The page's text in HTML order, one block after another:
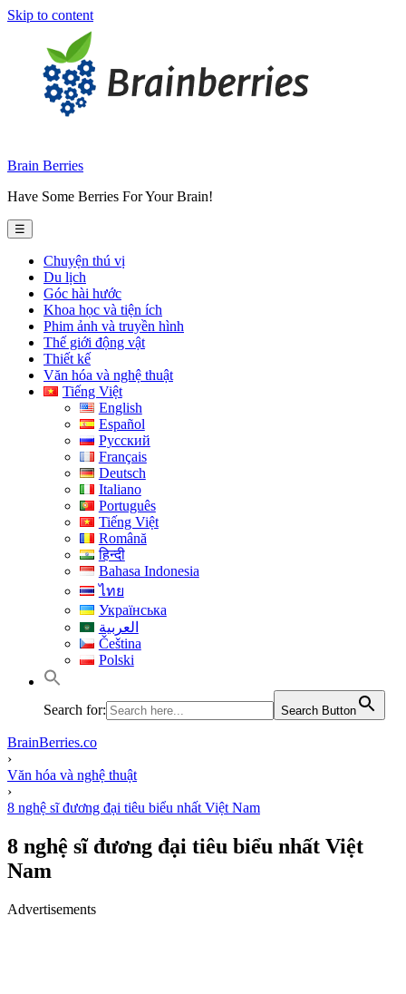
Skip to content
Brain Berries
Have Some Berries For Your Brain!
☰
Chuyện thú vị
Du lịch
Góc hài hước
Khoa học và tiện ích
Phim ảnh và truyền hình
Thế giới động vật
Thiết kế
Văn hóa và nghệ thuật
Tiếng Việt
English
Español
Русский
Français
Deutsch
Italiano
Português
Tiếng Việt
Română
हिन्दी
Bahasa Indonesia
ไทย
Українська
العربية
Čeština
Polski
Search for: Search Button
BrainBerries.co
›
Văn hóa và nghệ thuật
›
8 nghệ sĩ đương đại tiêu biểu nhất Việt Nam
8 nghệ sĩ đương đại tiêu biểu nhất Việt
Nam
Advertisements